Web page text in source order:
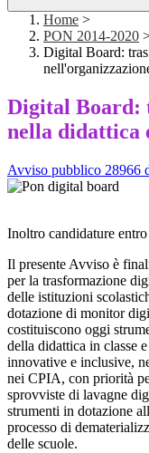
Home >
PON 2014-2020
Digital Board:
Digital Board:
nella didattica
Avviso pubblico 28966
Inoltro candidature
Il presente Avviso è
per la trasformazione
delle istituzioni
dotazione di monitor
costituiscono oggi
della didattica in classe
innovative e inclusive,
nei CPIA, con priorità
sprovviste di lavagne
strumenti in dotazione
processo di
delle scuole.